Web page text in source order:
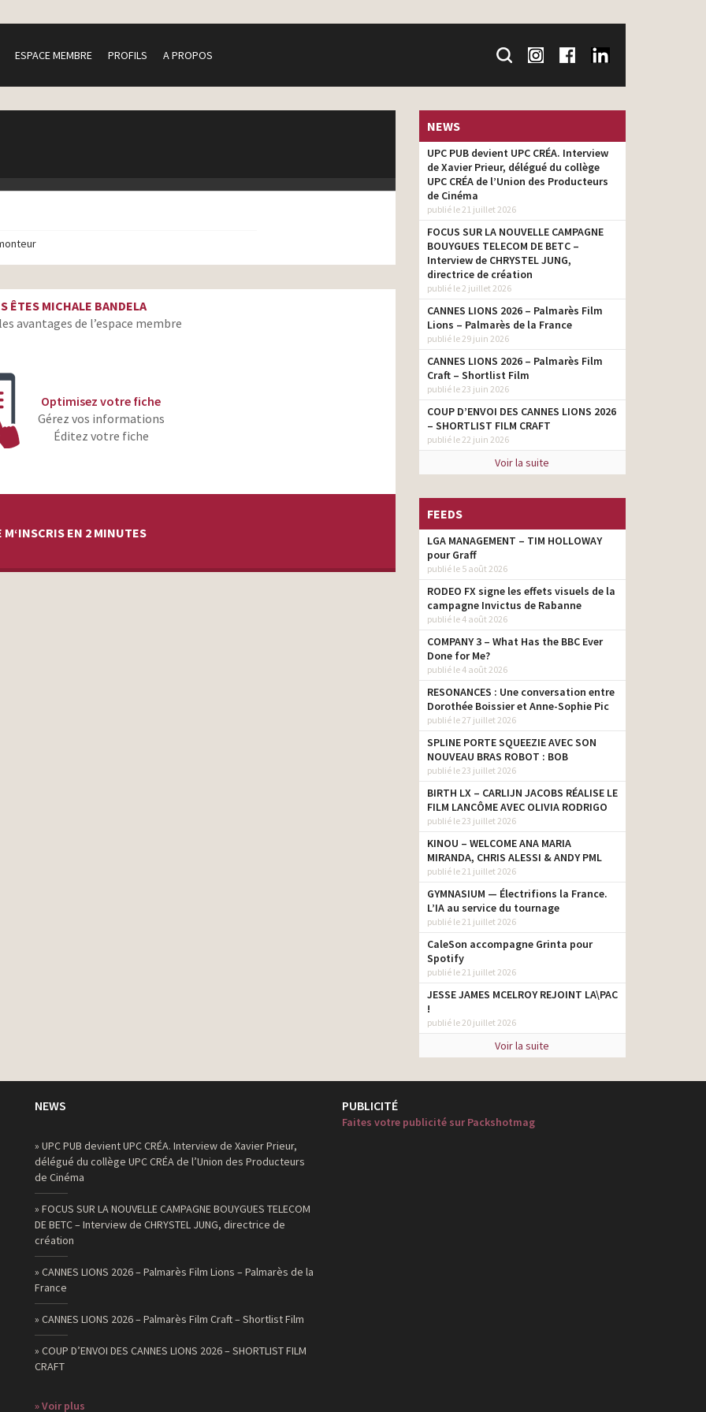
ESPACE MEMBRE PROFILS A PROPOS
ÊTES MICHALE BANDELA
avantages de l’espace membre
Optimisez votre fiche
Gérez vos informations
Éditez votre fiche
EN 2 MINUTES
NEWS
UPC PUB devient UPC CRÉA. Interview
de Xavier Prieur, délégué du collège
UPC CRÉA de l’Union des Producteurs
de Cinéma
publié le 21 juillet 2026
FOCUS SUR LA NOUVELLE CAMPAGNE
BOUYGUES TELECOM DE BETC –
Interview de CHRYSTEL JUNG,
directrice de création
publié le 2 juillet 2026
CANNES LIONS 2026 – Palmarès Film
Lions – Palmarès de la France
publié le 29 juin 2026
CANNES LIONS 2026 – Palmarès Film
Craft – Shortlist Film
publié le 23 juin 2026
COUP D’ENVOI DES CANNES LIONS 2026
– SHORTLIST FILM CRAFT
publié le 22 juin 2026
Voir la suite
FEEDS
LGA MANAGEMENT – TIM HOLLOWAY
pour Graff
publié le 5 août 2026
RODEO FX signe les effets visuels de la
campagne Invictus de Rabanne
publié le 4 août 2026
COMPANY 3 – What Has the BBC Ever
Done for Me?
publié le 4 août 2026
RESONANCES : Une conversation entre
Dorothée Boissier et Anne-Sophie Pic
publié le 27 juillet 2026
SPLINE PORTE SQUEEZIE AVEC SON
NOUVEAU BRAS ROBOT : BOB
publié le 23 juillet 2026
BIRTH LX – CARLIJN JACOBS RÉALISE LE
FILM LANCÔME AVEC OLIVIA RODRIGO
publié le 23 juillet 2026
KINOU – WELCOME ANA MARIA
MIRANDA, CHRIS ALESSI & ANDY PML
publié le 21 juillet 2026
GYMNASIUM — Électrifions la France.
L’IA au service du tournage
publié le 21 juillet 2026
CaleSon accompagne Grinta pour
Spotify
publié le 21 juillet 2026
JESSE JAMES MCELROY REJOINT LA\PAC
!
publié le 20 juillet 2026
Voir la suite
NEWS
» UPC PUB devient UPC CRÉA. Interview de Xavier Prieur,
délégué du collège UPC CRÉA de l’Union des Producteurs
de Cinéma
» FOCUS SUR LA NOUVELLE CAMPAGNE BOUYGUES TELECOM
DE BETC – Interview de CHRYSTEL JUNG, directrice de
création
» CANNES LIONS 2026 – Palmarès Film Lions – Palmarès de la
France
» CANNES LIONS 2026 – Palmarès Film Craft – Shortlist Film
» COUP D’ENVOI DES CANNES LIONS 2026 – SHORTLIST FILM
CRAFT
» Voir plus
PUBLICITÉ
Faites votre publicité sur Packshotmag